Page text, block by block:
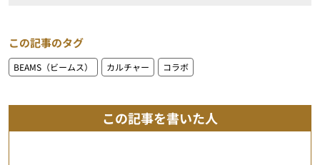
この記事のタグ
BEAMS（ビームス） カルチャー コラボ
この記事を書いた人